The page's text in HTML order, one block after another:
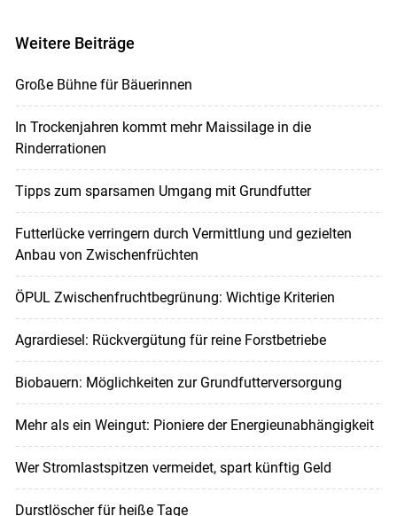
Weitere Beiträge
Große Bühne für Bäuerinnen
In Trockenjahren kommt mehr Maissilage in die
Rinderrationen
Tipps zum sparsamen Umgang mit Grundfutter
Futterlücke verringern durch Vermittlung und gezielten
Anbau von Zwischenfrüchten
ÖPUL Zwischenfruchtbegrünung: Wichtige Kriterien
Agrardiesel: Rückvergütung für reine Forstbetriebe
Biobauern: Möglichkeiten zur Grundfutterversorgung
Mehr als ein Weingut: Pioniere der Energieunabhängigkeit
Wer Stromlastspitzen vermeidet, spart künftig Geld
Durstlöscher für heiße Tage